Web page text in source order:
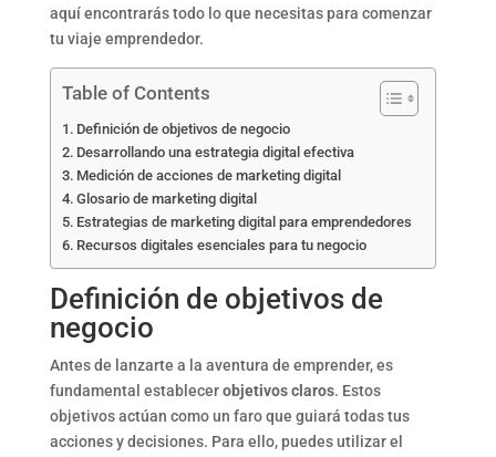
aquí encontrarás todo lo que necesitas para comenzar
tu viaje emprendedor.
Table of Contents
Definición de objetivos de negocio
Desarrollando una estrategia digital efectiva
Medición de acciones de marketing digital
Glosario de marketing digital
Estrategias de marketing digital para emprendedores
Recursos digitales esenciales para tu negocio
Definición de objetivos de
negocio
Antes de lanzarte a la aventura de emprender, es
fundamental establecerobjetivos claros. Estos
objetivos actúan como un faro que guiará todas tus
acciones y decisiones. Para ello, puedes utilizar el